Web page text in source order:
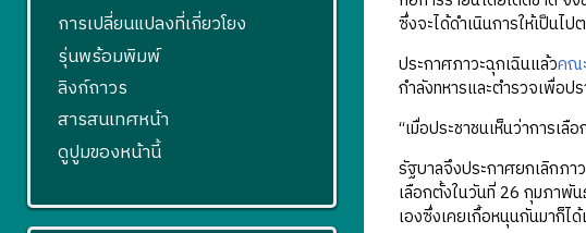
ซึ่งจะได้ดำเนินการให้เป็นไ
ประกาศภาวะฉุกเฉินแล้วคณ
กำลังทหารและตำรวจเพื่อป
“เมื่อประชาชนเห็นว่าการเ
รัฐบาลจึงประกาศยกเลิกภา
เลือกตั้งในวันที่ 26 กุมภาพั
เองซึ่งเคยเกื้อหนุนกันมาก็ไ
การเปลี่ยนแปลงที่เกี่ยวโยง
รุ่นพร้อมพิมพ์
ลิงก์ถาวร
สารสนเทศหน้า
ดูปูมของหน้านี้